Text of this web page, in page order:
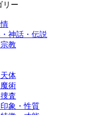
リー
神話・伝説
教
体
術
査
象・性質